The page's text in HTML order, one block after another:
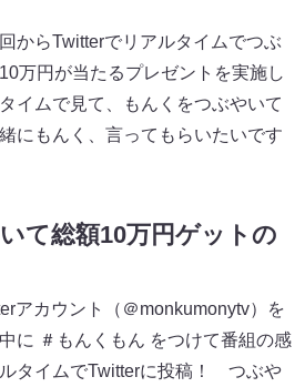
からTwitterでリアルタイムでつぶ
万円が当たるプレゼントを実施し
イムで見て、もんくをつぶやいて
にもんく、言ってもらいたいです
て総額10万円ゲットの
アカウント（＠monkumonytv）を
に ＃もんくもん をつけて番組の感
タイムでTwitterに投稿！ つぶや